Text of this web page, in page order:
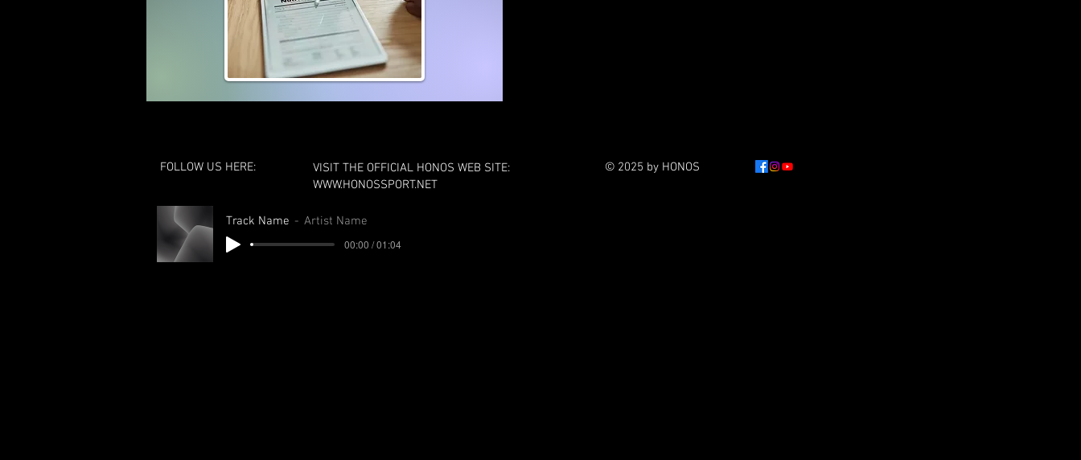
FOLLOW US HERE:
VISIT THE OFFICIAL HONOS WEB SITE:
WWW.HONOSSPORT.NET
© 2025 by HONOS
Track Name Artist Name
00:00 / 01:04